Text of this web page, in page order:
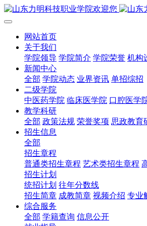
网站首页
关于我们
学院领导 学院简介 学院荣誉 机构
新闻中心
全部 学院动态 业界资讯 单招综招
二级学院
中医药学院 临床医学院 口腔医学
教学科研
全部 政策法规 荣誉奖项 思政教育
招生信息
全部
招生章程
普通类招生章程 艺术类招生章程
招生计划
统招计划 往年分数线
招生简章 成教简章 视频介绍 专业
综合服务
全部 学籍查询 信息公开